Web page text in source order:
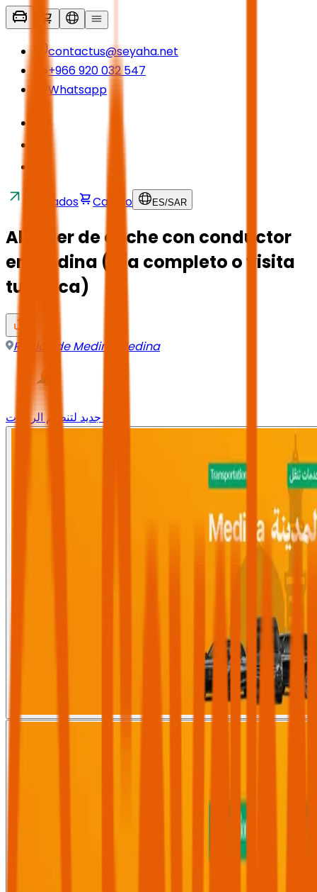
contactus@seyaha.net
+966 920 032 547
Whatsapp
Traslados Carrito ES/SAR
Alquiler de coche con conductor
en Medina (día completo o visita
turística)
Región de Medina Medina
وجه جديد لتنظيم الرحلات